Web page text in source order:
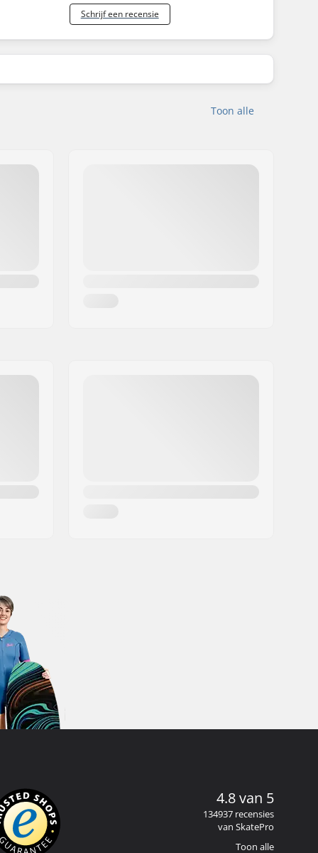
Schrijf een recensie
Toon alle
4.8 van 5
134937 recensies
van SkatePro
Toon alle